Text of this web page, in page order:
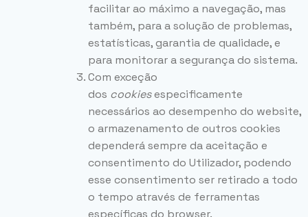
facilitar ao máximo a navegação, mas
também, para a solução de problemas,
estatísticas, garantia de qualidade, e
para monitorar a segurança do sistema.
Com exceção
dos cookiesespecificamente
necessários ao desempenho do website,
o armazenamento de outros cookies
dependerá sempre da aceitação e
consentimento do Utilizador, podendo
esse consentimento ser retirado a todo
o tempo através de ferramentas
específicas do browser.